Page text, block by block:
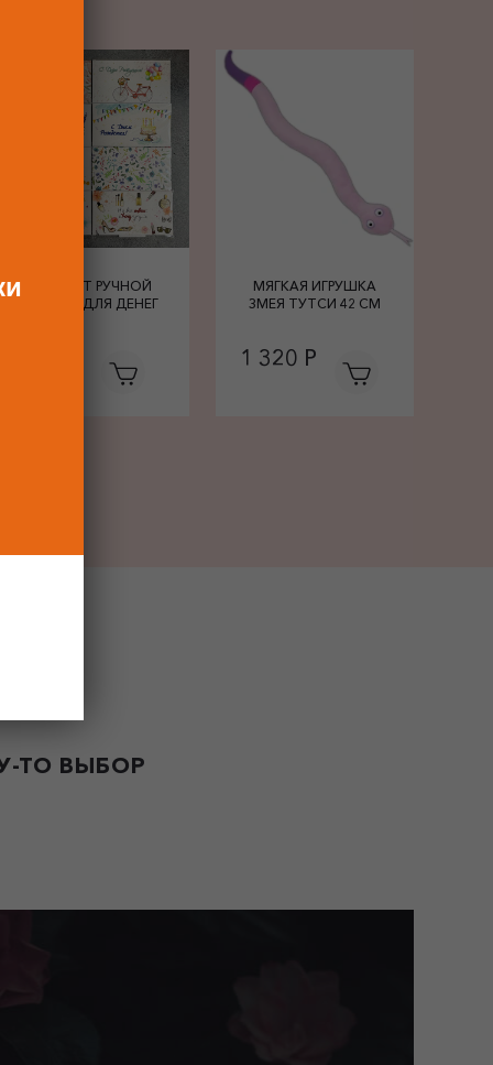
КОНВЕРТ РУЧНОЙ
РАБОТЫ ДЛЯ ДЕНЕГ
МЯГКАЯ ИГРУШКА
ЗМЕЯ ТУТСИ 42 СМ
1 320 Р
ТО ВЫБОР